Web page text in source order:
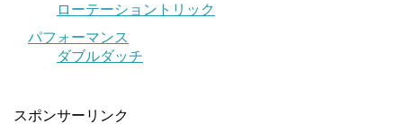
ローテーショントリック
パフォーマンス
ダブルダッチ
スポンサーリンク